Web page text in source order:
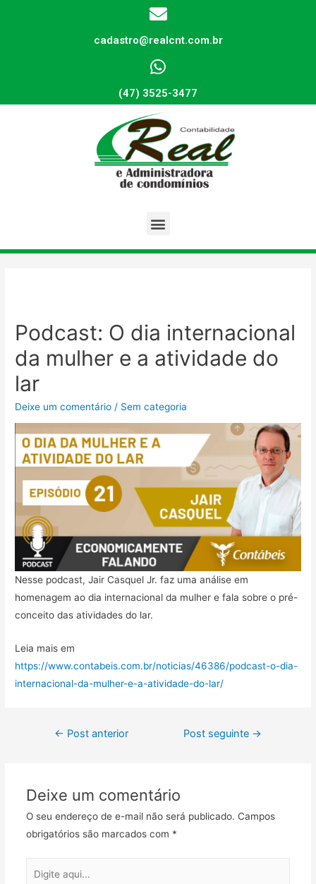
cadastro@realcnt.com.br
(47) 3525-3477
Podcast: O dia internacional
da mulher e a atividade do
lar
Deixe um comentário / Sem categoria
Nesse podcast, Jair Casquel Jr. faz uma análise em
homenagem ao dia internacional da mulher e fala sobre o pré-
conceito das atividades do lar.
Leia mais em
https://www.contabeis.com.br/noticias/46386/podcast-o-dia-
internacional-da-mulher-e-a-atividade-do-lar/
← Post anterior Post seguinte →
Deixe um comentário
O seu endereço de e-mail não será publicado. Campos
obrigatórios são marcados com *